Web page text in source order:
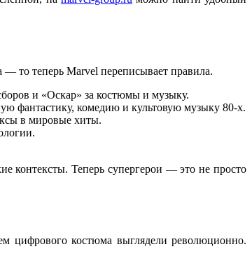
то теперь Marvel переписывает правила.
и «Оскар» за костюмы и музыку.
фантастику, комедию и культовую музыку 80-х.
в мировые хиты.
контексты. Теперь супергерои — это не просто
цифрового костюма выглядели революционно.